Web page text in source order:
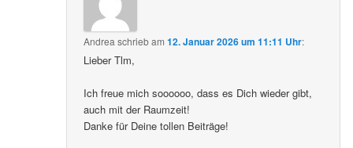
Andrea schriebam12. Januar 2026 um 11:11 Uhr:
Lieber Tlm,
Ich freue mich soooooo, dass es Dich wieder gibt,
auch mit der Raumzeit!
Danke für Deine tollen Beiträge!